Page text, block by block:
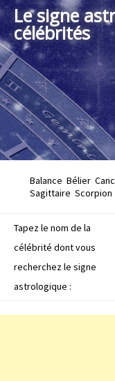
Le signe
célébrités
Balance Bélier
Sagittaire Scorpion
Tapez le nom de la
célébrité dont vous
recherchez le signe
astrologique :